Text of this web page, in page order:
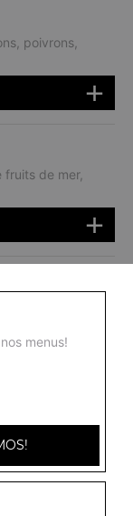
poivrons,
de mer,
de terre,
oignons
menus!